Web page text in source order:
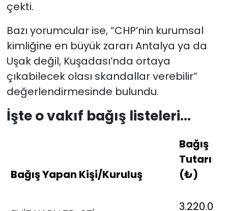
çekti.
Bazı yorumcular ise, “CHP’nin kurumsal
kimliğine en büyük zararı Antalya ya da
Uşak değil, Kuşadası’nda ortaya
çıkabilecek olası skandallar verebilir”
değerlendirmesinde bulundu.
İşte o vakıf bağış listeleri...
Bağış Yapan Kişi/Kuruluş
Bağış
Tutarı
(₺)
3.220.0